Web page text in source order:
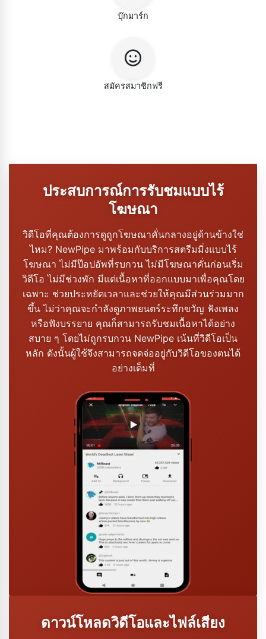
บุ๊กมาร์ก
สมัครสมาชิกฟรี
ประสบการณ์การรับชมแบบไร้
โฆษณา
วิดีโอที่คุณต้องการดูถูกโฆษณาคั่นกลางอยู่ด้านข้างใช่
ไหม? NewPipe มาพร้อมกับบริการสตรีมมิ่งแบบไร้
โฆษณา ไม่มีป๊อปอัพที่รบกวน ไม่มีโฆษณาคั่นก่อนเริ่ม
วิดีโอ ไม่มีช่วงพัก มีแต่เนื้อหาที่ออกแบบมาเพื่อคุณโดย
เฉพาะ ช่วยประหยัดเวลาและช่วยให้คุณมีส่วนร่วมมาก
ขึ้น ไม่ว่าคุณจะกำลังดูภาพยนตร์ระทึกขวัญ ฟังเพลง
หรือฟังบรรยาย คุณก็สามารถรับชมเนื้อหาได้อย่าง
สบาย ๆ โดยไม่ถูกรบกวน NewPipe เน้นที่วิดีโอเป็น
หลัก ดังนั้นผู้ใช้จึงสามารถจดจ่ออยู่กับวิดีโอของตนได้
อย่างเต็มที่
ดาวน์โหลดวิดีโอและไฟล์เสียง